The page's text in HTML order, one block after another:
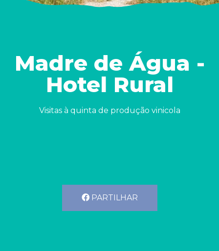
Madre de Água -
Hotel Rural
Visitas à quinta de produção vinicola
PARTILHAR